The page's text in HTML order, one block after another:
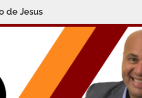
de Jesus